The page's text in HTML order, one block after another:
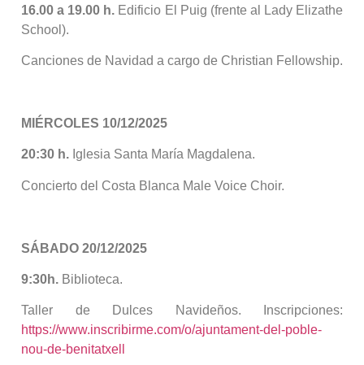
16.00 a 19.00 h. Edificio El Puig (frente al Lady Elizathe
School).
Canciones de Navidad a cargo de Christian Fellowship.
MIÉRCOLES 10/12/2025
20:30 h. Iglesia Santa María Magdalena.
Concierto del Costa Blanca Male Voice Choir.
SÁBADO 20/12/2025
9:30h. Biblioteca.
Taller de Dulces Navideños. Inscripciones:
https://www.inscribirme.com/o/ajuntament-del-poble-
nou-de-benitatxell